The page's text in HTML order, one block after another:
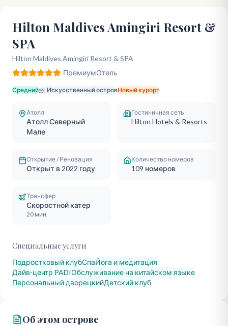
Hilton Maldives Amingiri Resort &
SPA
Hilton Maldives Amingiri Resort & SPA
ПремиумОтель
Средний Искусственный островНовый курорт
Атолл
Атолл Северный
Мале
Гостиничная сеть
Hilton Hotels & Resorts
Открытие / Реновация
Открыт в 2022 году
Количество номеров
109 номеров
Трансфер
Скоростной катер
20 мин.
Специальные услуги
Подростковый клубСпаЙога и медитация
Дайв-центр PADIОбслуживание на китайском языке
Персональный дворецкийДетский клуб
Об этом острове